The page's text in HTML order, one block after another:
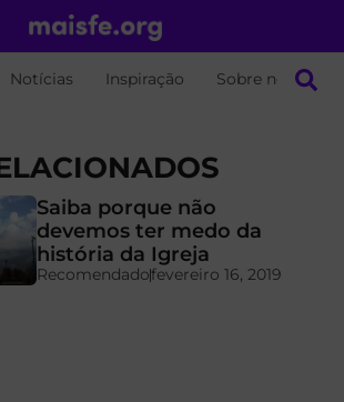
Notícias Inspiração Sobre nós
Saiba porque não
devemos ter medo da
história da Igreja
Recomendadofevereiro 16, 2019